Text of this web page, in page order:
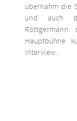
übernahm die
und auch
Hauptbühne
Interview.